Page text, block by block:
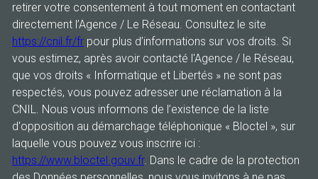
retirer votre consentement à tout moment en contactant
directement l’Agence / Le Réseau. Consultez le site
https://cnil.fr/fr pour plus d’informations sur vos droits. Si
vous estimez, après avoir contacté l'Agence / le Réseau,
que vos droits « Informatique et Libertés » ne sont pas
respectés, vous pouvez adresser une réclamation à la
CNIL. Nous vous informons de l’existence de la liste
d'opposition au démarchage téléphonique « Bloctel », sur
laquelle vous pouvez vous inscrire ici :
https://www.bloctel.gouv.fr. Dans le cadre de la protection